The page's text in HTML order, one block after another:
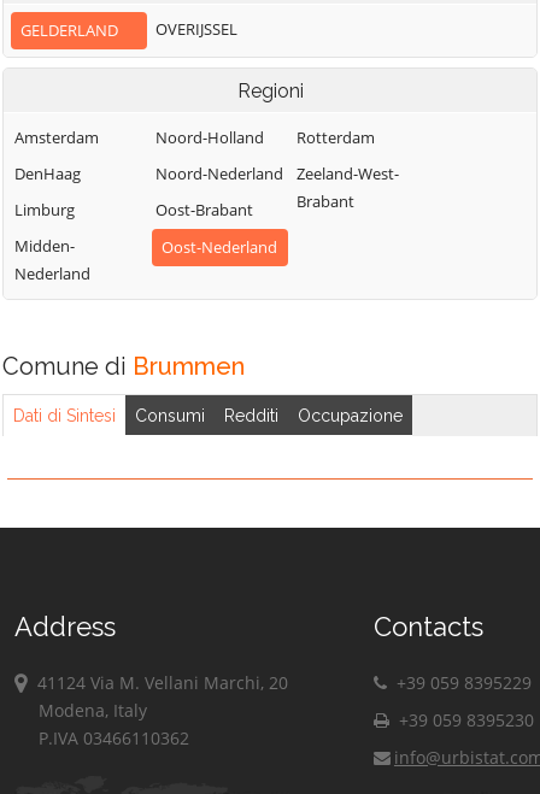
Doetinchem
Druten
Ede
Elburg
Nijmegen
Nunspeet
Oost Gelre
Oude IJsselstreek
Wijchen
Winterswijk
Zaltbommel
Zevenaar
Zutphen
GELDERLAND OVERIJSSEL
Regioni
Amsterdam
DenHaag
Limburg
Midden-
Nederland
Noord-Holland
Noord-Nederland
Oost-Brabant
Oost-Nederland
Rotterdam
Zeeland-West-
Brabant
Comune di Brummen
Dati di Sintesi Consumi Redditi Occupazione
Address
41124 Via M. Vellani Marchi, 20
Modena, Italy
P.IVA 03466110362
Contacts
+39 059 8395229
+39 059 8395230